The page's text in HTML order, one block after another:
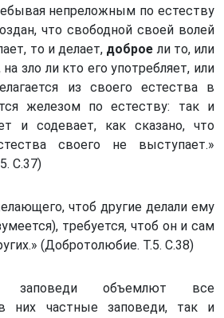
непреложным по естеству
что свободной своей волей
то и делает, доброе ли то, или
зло ли кто его употребляет, или
из своего естества в
железом по естеству: так и
и содевает, как сказано, что
своего не выступает.»
С.37)
чтоб другие делали ему
требуется, чтоб он и сам
(Добротолюбие. Т.5. С.38)
заповеди объемлют все
них частные заповеди, так и